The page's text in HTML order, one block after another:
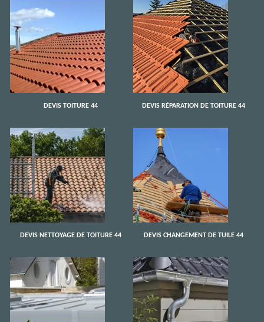
DEVIS TOITURE 44 DEVIS RÉPARATION DE TOITURE 44
DEVIS NETTOYAGE DE TOITURE 44 DEVIS CHANGEMENT DE TUILE 44